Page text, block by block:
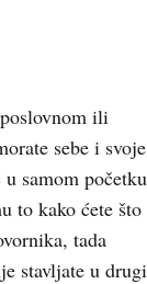
ili
sebe i svoje
samom početku
to kako ćete što
tada
stavljate u drugi